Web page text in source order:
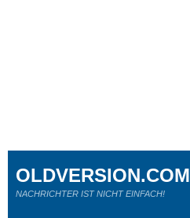
OLDVERSION.COM
NACHRICHTER IST NICHT EINFACH!